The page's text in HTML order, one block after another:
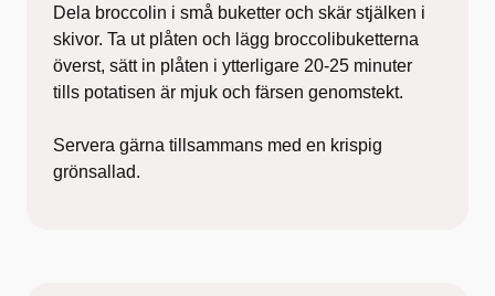
Dela broccolin i små buketter och skär stjälken i
skivor. Ta ut plåten och lägg broccolibuketterna
överst, sätt in plåten i ytterligare 20-25 minuter
tills potatisen är mjuk och färsen genomstekt.
Servera gärna tillsammans med en krispig
grönsallad.